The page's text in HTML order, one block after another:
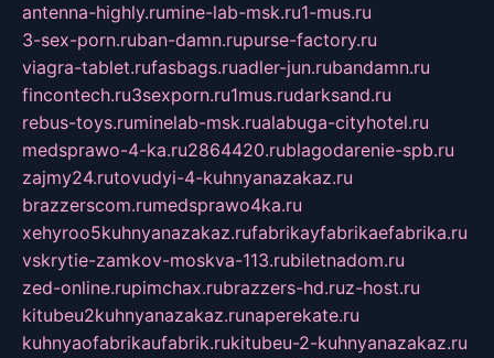
antenna-highly.rumine-lab-msk.ru1-mus.ru
3-sex-porn.ruban-damn.rupurse-factory.ru
viagra-tablet.rufasbags.ruadler-jun.rubandamn.ru
fincontech.ru3sexporn.ru1mus.rudarksand.ru
rebus-toys.ruminelab-msk.rualabuga-cityhotel.ru
medsprawo-4-ka.ru2864420.rublagodarenie-spb.ru
zajmy24.rutovudyi-4-kuhnyanazakaz.ru
brazzerscom.rumedsprawo4ka.ru
xehyroo5kuhnyanazakaz.rufabrikayfabrikaefabrika.ru
vskrytie-zamkov-moskva-113.rubiletnadom.ru
zed-online.rupimchax.rubrazzers-hd.ruz-host.ru
kitubeu2kuhnyanazakaz.runaperekate.ru
kuhnyaofabrikaufabrik.rukitubeu-2-kuhnyanazakaz.ru